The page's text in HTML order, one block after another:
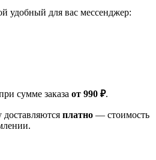
удобный для вас мессенджер:
сумме заказа от 990 ₽.
платно — стоимость